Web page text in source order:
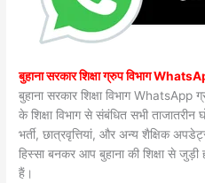
बुहाना सरकार शिक्षा ग्रुप विभाग
बुहाना सरकार शिक्षा विभाग
के शिक्षा विभाग से संबंधित सभी ताजातरीन
भर्ती, छात्रवृत्तियां, और अन्य शैक्षिक
हिस्सा बनकर आप बुहाना की शिक्षा से
हैं।